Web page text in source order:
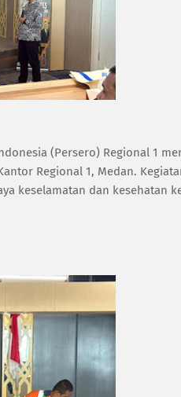
(Persero) Regional 1
Regional 1, Medan.
keselamatan dan kesehatan